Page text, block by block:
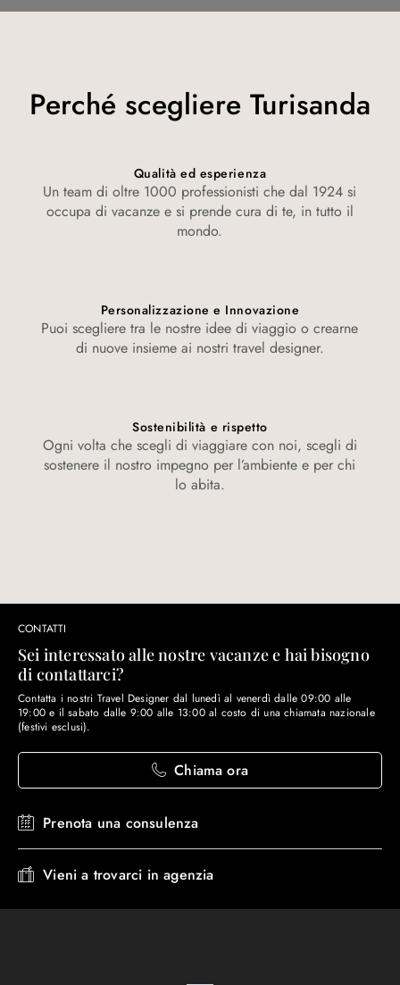
Perché scegliere Turisanda
Qualità ed esperienza
Un team di oltre 1000 professionisti che dal 1924 si
occupa di vacanze e si prende cura di te, in tutto il
mondo.
Personalizzazione e Innovazione
Puoi scegliere tra le nostre idee di viaggio o crearne
di nuove insieme ai nostri travel designer.
Sostenibilità e rispetto
Ogni volta che scegli di viaggiare con noi, scegli di
sostenere il nostro impegno per l’ambiente e per chi
lo abita.
CONTATTI
Sei interessato alle nostre vacanze e hai bisogno
di contattarci?
Contatta i nostri Travel Designer dal lunedì al venerdì dalle 09:00 alle
19:00 e il sabato dalle 9:00 alle 13:00 al costo di una chiamata nazionale
(festivi esclusi).
Chiama ora
Prenota una consulenza
Vieni a trovarci in agenzia